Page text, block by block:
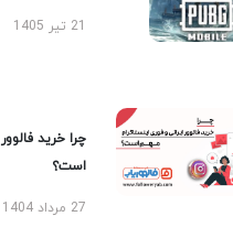
چرا خرید فالوور
است؟
27 مرداد 1404